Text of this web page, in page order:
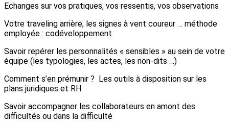
Echanges sur vos pratiques, vos ressentis, vos observations
Votre traveling arrière, les signes à vent coureur … méthode
employée : codéveloppement
Savoir repérer les personnalités « sensibles » au sein de votre
équipe (les typologies, les actes, les non-dits …)
Comment s’en prémunir ? Les outils à disposition sur les
plans juridiques et RH
Savoir accompagner les collaborateurs en amont des
difficultés ou dans la difficulté